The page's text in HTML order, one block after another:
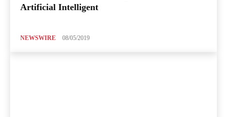
Artificial Intelligent
NEWSWIRE 08/05/2019